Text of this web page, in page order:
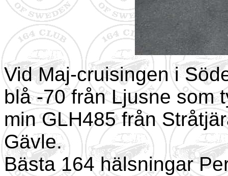
Vid Maj-cruisingen i
blå -70 från Ljusne som
min GLH485 från
Gävle.
Bästa 164 hälsningar